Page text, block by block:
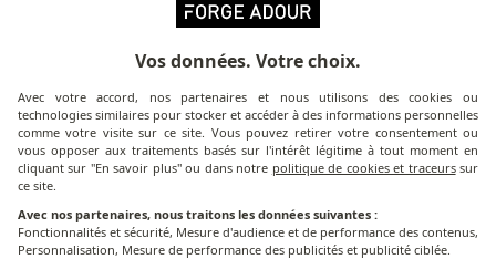
Vos données. Votre choix.
Avec votre accord, nos partenaires et nous utilisons des cookies ou
technologies similaires pour stocker et accéder à des informations personnelles
comme votre visite sur ce site. Vous pouvez retirer votre consentement ou
vous opposer aux traitements basés sur l'intérêt légitime à tout moment en
cliquant sur "En savoir plus" ou dans notre politique de cookies et traceurssur
ce site.
Avec nos partenaires, nous traitons les données suivantes :
Fonctionnalités et sécurité, Mesure d'audience et de performance des contenus,
Personnalisation, Mesure de performance des publicités et publicité ciblée.